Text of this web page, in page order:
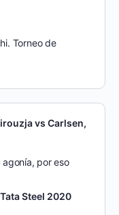
Torneo de
vs Carlsen,
por eso
Steel 2020